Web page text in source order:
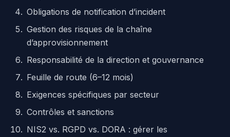
Obligations de notification d’incident
Gestion des risques de la chaîne
d’approvisionnement
Responsabilité de la direction et gouvernance
Feuille de route (6–12 mois)
Exigences spécifiques par secteur
Contrôles et sanctions
NIS2 vs. RGPD vs. DORA : gérer les